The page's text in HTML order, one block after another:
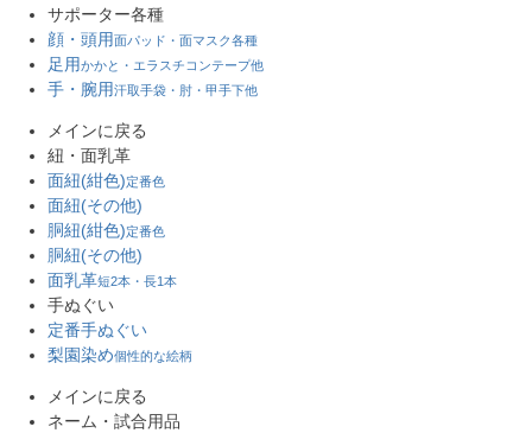
サポーター各種
顔・頭用面パッド・面マスク各種
足用かかと・エラスチコンテープ他
手・腕用汗取手袋・肘・甲手下他
メインに戻る
紐・面乳革
面紐(紺色)定番色
面紐(その他)
胴紐(紺色)定番色
胴紐(その他)
面乳革短2本・長1本
手ぬぐい
定番手ぬぐい
梨園染め個性的な絵柄
メインに戻る
ネーム・試合用品